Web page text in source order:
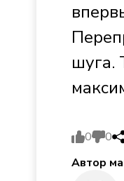
шуга.
0 0
Автор